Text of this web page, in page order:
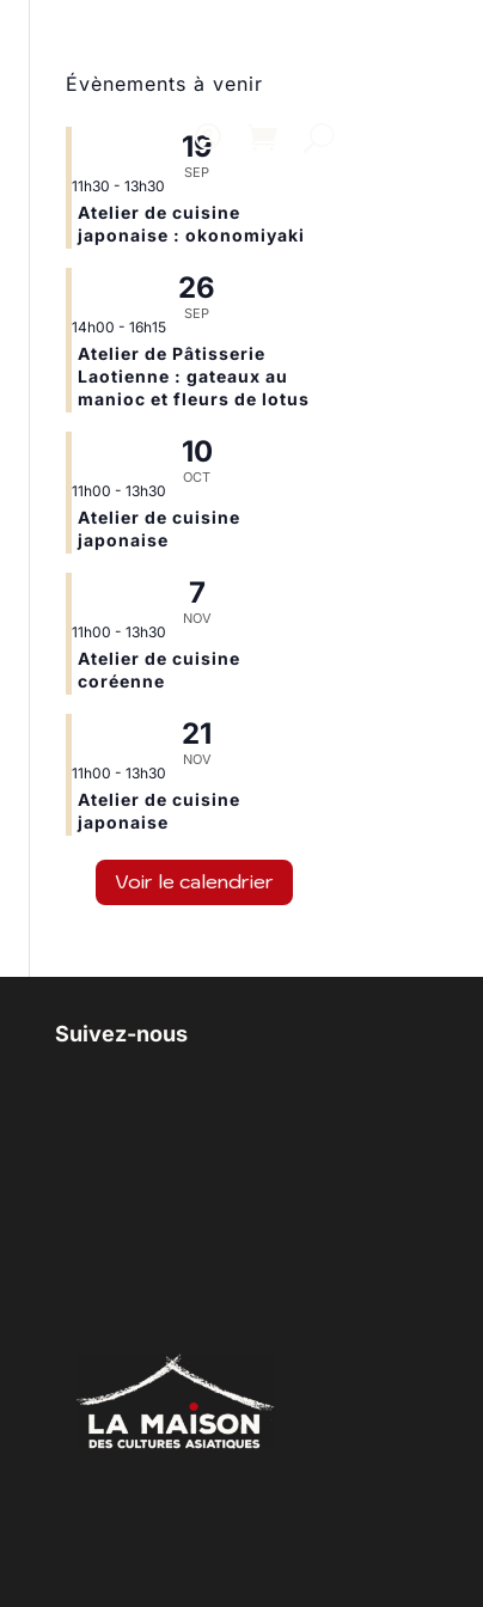
Évènements à venir
19
SEP
11h30 - 13h30
Atelier de cuisine
japonaise : okonomiyaki
26
SEP
14h00 - 16h15
Atelier de Pâtisserie
Laotienne : gateaux au
manioc et fleurs de lotus
10
OCT
11h00 - 13h30
Atelier de cuisine
japonaise
7
NOV
11h00 - 13h30
Atelier de cuisine
coréenne
21
NOV
11h00 - 13h30
Atelier de cuisine
japonaise
Voir le calendrier
Suivez-nous